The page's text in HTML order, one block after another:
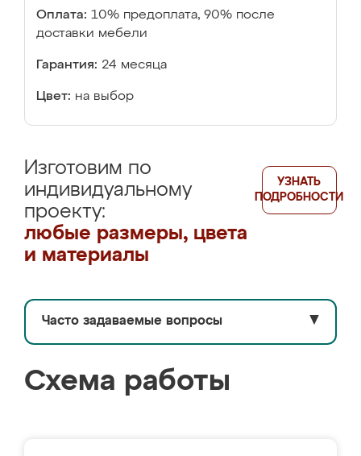
Оплата: 10% предоплата, 90% после
доставки мебели
Гарантия: 24 месяца
Цвет: на выбор
Изготовим по
индивидуальному
проекту:
любые размеры, цвета
и материалы
УЗНАТЬ
ПОДРОБНОСТИ
Часто задаваемые вопросы ▼
Схема работы